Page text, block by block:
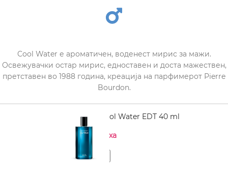
Cool Water е ароматичен, воденест мирис за мажи.
Освежувачки остар мирис, едноставен и доста мажествен,
претставен во 1988 година, креација на парфимерот Pierre
Bourdon.
DAVIDOFF Cool Water EDT 40 ml
Нема на залиха